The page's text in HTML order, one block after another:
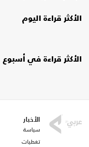
الأكثر قراءة اليوم
الأكثر قراءة في أسبوع
الأخبار
سياسة
تغطيات